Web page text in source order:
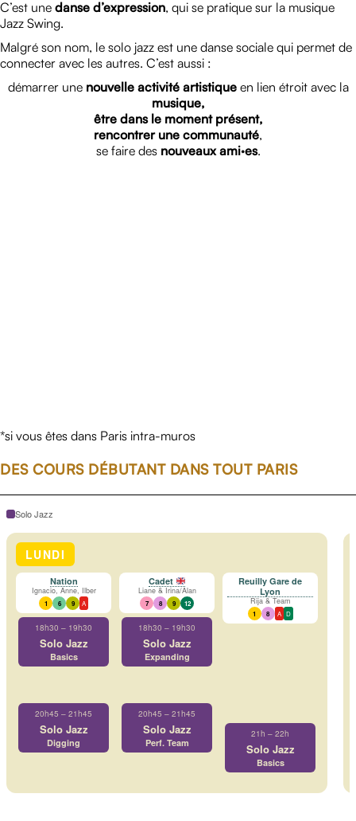
C’est une danse d’expression, qui se pratique sur la musique
Jazz Swing.
Malgré son nom, le solo jazz est une danse sociale qui permet de
connecter avec les autres. C’est aussi :
démarrer une nouvelle activité artistique en lien étroit avec la
musique,
être dans le moment présent,
rencontrer une communauté,
se faire des nouveaux ami·es.
*si vous êtes dans Paris intra-muros
DES COURS DÉBUTANT DANS TOUT PARIS
Solo Jazz
LUNDI
Nation
Ignacio, Anne, Ilber
1 6 9 A
18h30 – 19h30
Solo Jazz
Basics
20h45 – 21h45
Solo Jazz
Digging
Cadet
Liane & Irina/Alan
7 8 9 12
18h30 – 19h30
Solo Jazz
Expanding
20h45 – 21h45
Solo Jazz
Perf. Team
Reuilly Gare de
Lyon
Rija & Team
1 8 A D
21h – 22h
Solo Jazz
Basics